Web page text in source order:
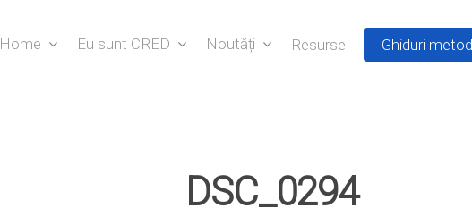
Home Eu sunt CRED Noutăți Resurse Ghiduri
DSC_0294